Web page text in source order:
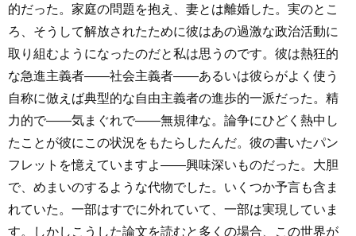
的だった。家庭の問題を抱え、妻とは離婚した。実のとこ
ろ、そうして解放されたために彼はあの過激な政治活動に
取り組むようになったのだと私は思うのです。彼は熱狂的
な急進主義者――社会主義者――あるいは彼らがよく使う
自称に倣えば典型的な自由主義者の進歩的一派だった。精
力的で――気まぐれで――無規律な。論争にひどく熱中し
たことが彼にこの状況をもたらしたんだ。彼の書いたパン
フレットを憶えていますよ――興味深いものだった。大胆
で、めまいのするような代物でした。いくつか予言も含ま
れていた。一部はすでに外れていて、一部は実現していま
す。しかしこうした論文を読むと多くの場合、この世界が